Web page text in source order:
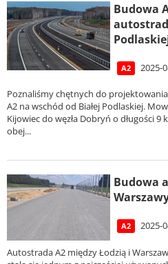
Budowa
A2 2025-
Poznaliśmy chętnych do
A2 na wschód od Białej Podlaskiej.
Kijowiec do węzła Dobryń o długości
obej...
Budowa
A2 2025-
Autostrada A2 między Łodzią i